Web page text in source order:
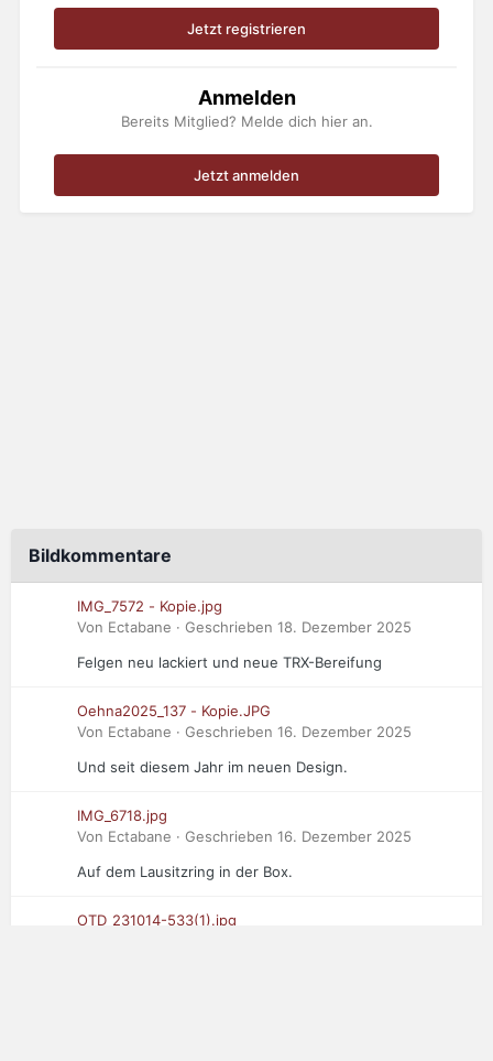
Jetzt registrieren
Anmelden
Bereits Mitglied? Melde dich hier an.
Jetzt anmelden
Bildkommentare
IMG_7572 - Kopie.jpg
Von Ectabane · Geschrieben 18. Dezember 2025
Felgen neu lackiert und neue TRX-Bereifung
Oehna2025_137 - Kopie.JPG
Von Ectabane · Geschrieben 16. Dezember 2025
Und seit diesem Jahr im neuen Design.
IMG_6718.jpg
Von Ectabane · Geschrieben 16. Dezember 2025
Auf dem Lausitzring in der Box.
OTD_231014-533(1).jpg